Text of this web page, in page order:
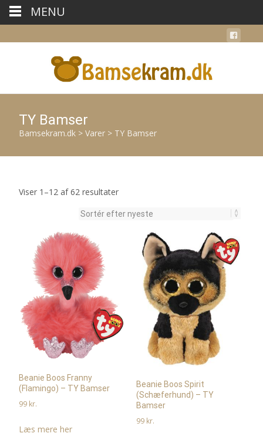
TY Bamser
Bamsekram.dk > Varer > TY Bamser
Viser 1–12 af 62 resultaterSorteret
seneste
Beanie Boos Franny
(Flamingo) – TY Bamser
99 kr.
Læs mere her
Beanie Boos Spirit
(Schæferhund) – TY
Bamser
99 kr.
MENU